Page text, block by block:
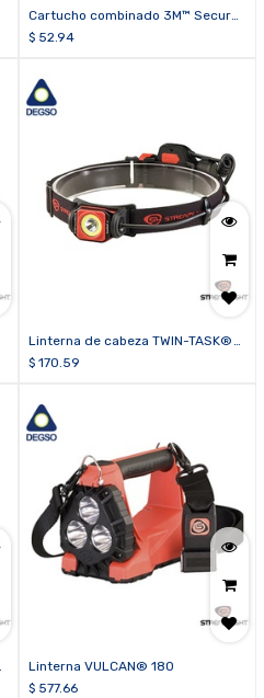
Cartucho combinado 3M™ Secure
Click™ D80926
$ 52.94
Linterna de cabeza TWIN-TASK®
USB
$ 170.59
Linterna VULCAN® 180
$ 577.66